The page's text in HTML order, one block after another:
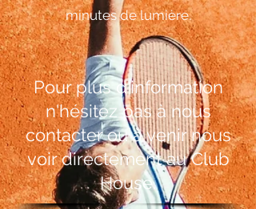
minutes de lumière.
Pour plus d'information
n'hésitez pas à nous
contacter ou à venir nous
voir directement au Club
House.